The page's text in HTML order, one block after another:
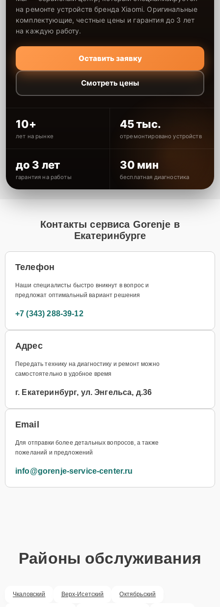
на ремонте устройств бренда Xiaomi. Оригинальные
комплектующие, честные цены и гарантия до 3 лет
на каждую работу.
Оставить заявку
Смотреть цены
10+
лет на рынке
45 тыс.
отремонтировано устройств
до 3 лет
гарантия на работы
30 мин
бесплатная диагностика
Контакты сервиса Gorenje в
Екатеринбурге
Телефон
Наши специалисты быстро вникнут в вопрос и
предложат оптимальный вариант решения
+7 (343) 288-39-12
Адрес
Передать технику на диагностику и ремонт можно
самостоятельно в удобное время
г. Екатеринбург, ул. Энгельса, д.36
Email
Для отправки более детальных вопросов, а также
пожеланий и предложений
info@gorenje-service-center.ru
Районы обслуживания
Чкаловский Верх-Исетский Октябрьский